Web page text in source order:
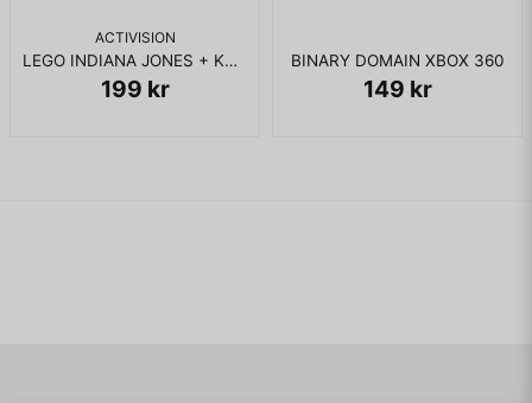
ACTIVISION
LEGO INDIANA JONES + KUNG FU PANDA XBOX 360
199 kr
BINARY DOMAIN XBOX 360
149 kr